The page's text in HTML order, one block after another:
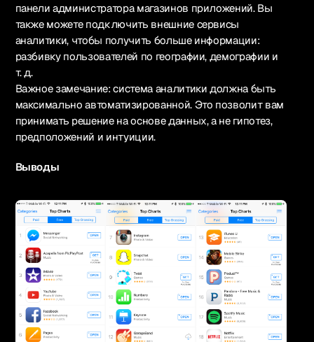
панели администратора магазинов приложений. Вы
также можете подключить внешние сервисы
аналитики, чтобы получить больше информации:
разбивку пользователей по географии, демографии и
т. д.
Важное замечание: система аналитики должна быть
максимально автоматизированной. Это позволит вам
принимать решение на основе данных, а не гипотез,
предположений и интуиции.
Выводы